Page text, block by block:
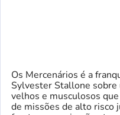
Os Mercenários é a
Sylvester Stallone
velhos e musculosos
de missões de alto risco